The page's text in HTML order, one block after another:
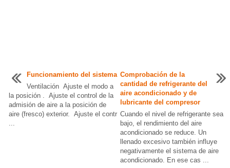
Funcionamiento del sistema
Ventilación Ajuste el modo a
la posición . Ajuste el control de la
admisión de aire a la posición de
aire (fresco) exterior. Ajuste el contr
...
Comprobación de la
cantidad de refrigerante del
aire acondicionado y de
lubricante del compresor
Cuando el nivel de refrigerante sea
bajo, el rendimiento del aire
acondicionado se reduce. Un
llenado excesivo también influye
negativamente el sistema de aire
acondicionado. En ese cas ...